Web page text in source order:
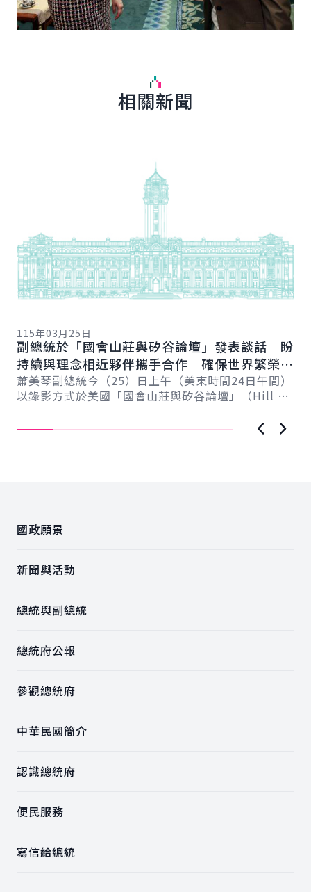
相關新聞
115年03月25日
副總統於「國會山莊與矽谷論壇」發表談話 盼
持續與理念相近夥伴攜手合作 確保世界繁榮與
自由
蕭美琴副總統今（25）日上午（美東時間24日午間）
以錄影方式於美國「國會山莊與矽谷論壇」（Hill &
國政願景
新聞與活動
總統與副總統
總統府公報
參觀總統府
中華民國簡介
認識總統府
便民服務
寫信給總統